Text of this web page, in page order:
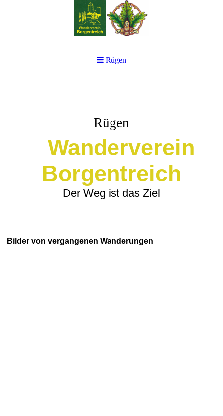
Rügen
Wanderverein
Borgentreich
Der Weg ist das Ziel
Bilder von vergangenen Wanderungen
Rügen